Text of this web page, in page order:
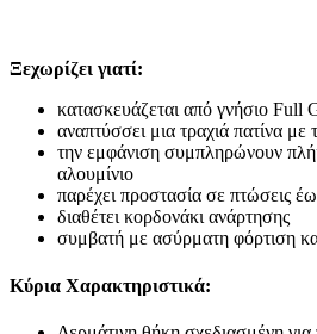
Ξεχωρίζει γιατί:
κατασκευάζεται από γνήσιο
αναπτύσσει μια τραχιά πατίνα
την εμφάνιση συμπληρώνουν
αλουμίνιο
παρέχει προστασία σε πτώσεις
διαθέτει κορδονάκι ανάρτησης
συμβατή με ασύρματη φόρτιση
Κύρια Χαρακτηριστικά: